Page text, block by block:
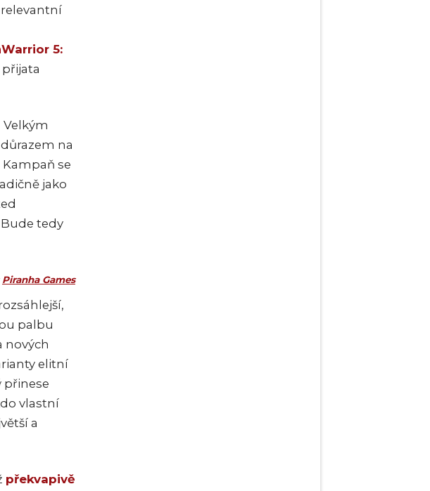
5:
na
se
jako
tedy
Piranha Games
palbu
nových
elitní
přinese
vlastní
a
překvapivě